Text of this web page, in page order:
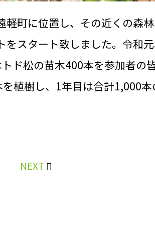
軽町に位置し、その近くの森
をスタート致しました。令和
ド松の苗木400本を参加者の
植樹し、1年目は合計1,000本
NEXT